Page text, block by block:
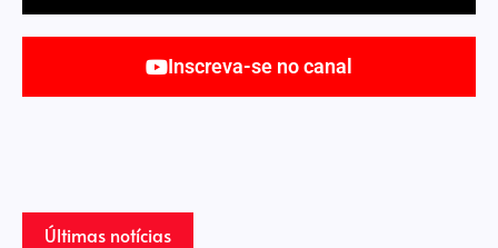
Inscreva-se no canal
Últimas notícias